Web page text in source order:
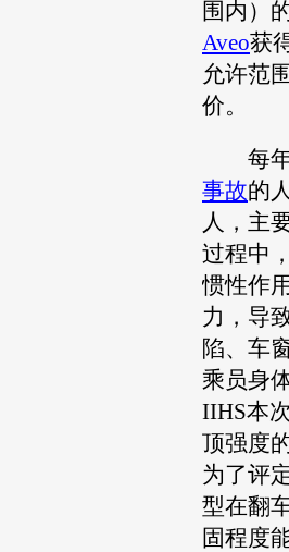
围内）
Aveo获
允许范
价。
每年
事故的
人，主
过程中
惯性作
力，导
陷、车
乘员身
IIHS本
顶强度
为了评
型在翻
固程度